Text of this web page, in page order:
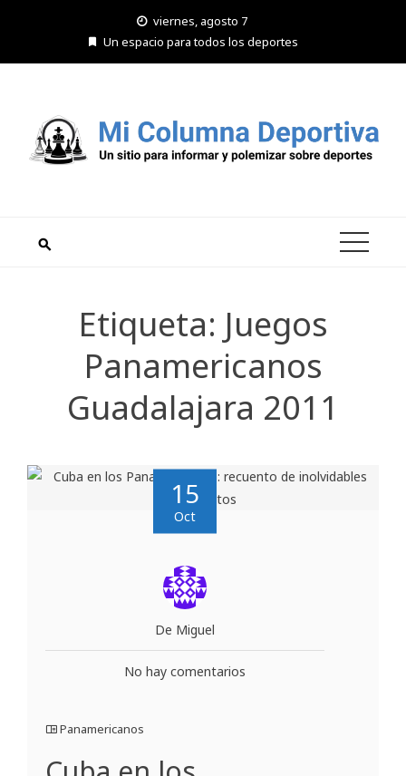
viernes, agosto 7
Un espacio para todos los deportes
Etiqueta: Juegos
Panamericanos
Guadalajara 2011
15
Oct
De Miguel
No hay comentarios
Panamericanos